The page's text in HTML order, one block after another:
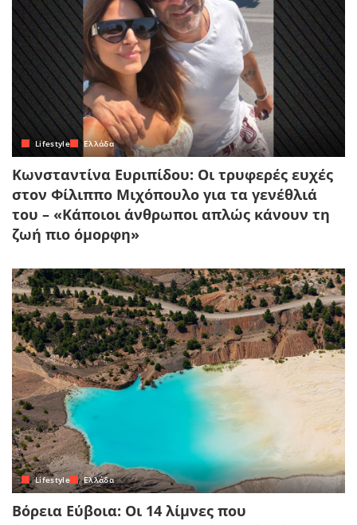
Lifestyle Ελλάδα
Κωνσταντίνα Ευριπίδου: Οι τρυφερές ευχές
στον Φίλιππο Μιχόπουλο για τα γενέθλιά
του – «Κάποιοι άνθρωποι απλώς κάνουν τη
ζωή πιο όμορφη»
Lifestyle Ελλάδα
Βόρεια Εύβοια: Οι 14 λίμνες που